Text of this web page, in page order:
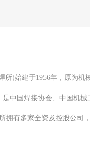
)始建于1956年，原为
中国焊接协会、中国机
拥有多家全资及控股公